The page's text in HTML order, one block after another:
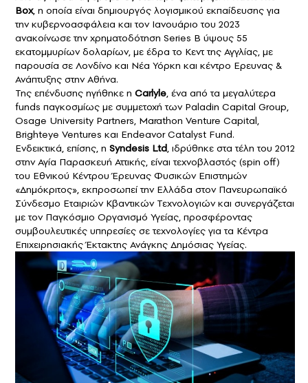
Box, η οποία είναι δημιουργός λογισμικού εκπαίδευσης για
την κυβερνοασφάλεια και τον Ιανουάριο του 2023
ανακοίνωσε την χρηματοδότηση Series Β ύψους 55
εκατομμυρίων δολαρίων, με έδρα το Κεντ της Αγγλίας, με
παρουσία σε Λονδίνο και Νέα Υόρκη και κέντρο Ερευνας &
Ανάπτυξης στην Αθήνα.
Της επένδυσης ηγήθηκε η Carlyle, ένα από τα μεγαλύτερα
funds παγκοσμίως με συμμετοχή των Paladin Capital Group,
Osage University Partners, Marathon Venture Capital,
Brighteye Ventures και Endeavor Catalyst Fund.
Ενδεικτικά, επίσης, η Syndesis Ltd, ιδρύθηκε στα τέλη του 2012
στην Αγία Παρασκευή Αττικής, είναι τεχνοβλαστός (spin off)
του Εθνικού Κέντρου Έρευνας Φυσικών Επιστημών
«Δημόκριτος», εκπροσωπεί την Ελλάδα στον Πανευρωπαϊκό
Σύνδεσμο Εταιριών Κβαντικών Τεχνολογιών και συνεργάζεται
με τον Παγκόσμιο Οργανισμό Υγείας, προσφέροντας
συμβουλευτικές υπηρεσίες σε τεχνολογίες για τα Κέντρα
Επιχειρησιακής Έκτακτης Ανάγκης Δημόσιας Υγείας.